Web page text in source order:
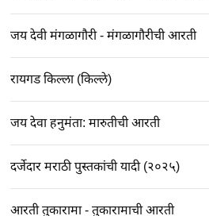
जय देवी मंगळागौरी - मंगळागौरीची आरती
रायगड किल्ला (किल्ले)
जय देवा हनुमंता: मारुतीची आरती
दर्जेदार मराठी पुस्तकांची यादी (२०२५)
आरती तुकारामा - तुकारामाची आरती